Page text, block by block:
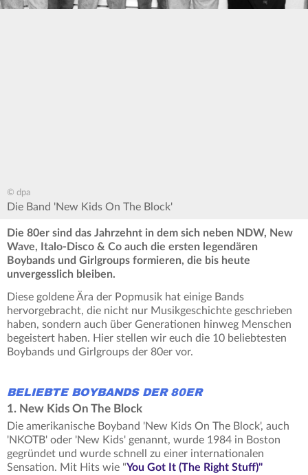
© dpa
Die Band 'New Kids On The Block'
Die 80er sind das Jahrzehnt in dem sich neben NDW, New
Wave, Italo-Disco & Co auch die ersten legendären
Boybands und Girlgroups formieren, die bis heute
unvergesslich bleiben.
Diese goldene Ära der Popmusik hat einige Bands
hervorgebracht, die nicht nur Musikgeschichte geschrieben
haben, sondern auch über Generationen hinweg Menschen
begeistert haben. Hier stellen wir euch die 10 beliebtesten
Boybands und Girlgroups der 80er vor.
BELIEBTE BOYBANDS DER 80ER
1. New Kids On The Block
Die amerikanische Boyband 'New Kids On The Block', auch
'NKOTB' oder 'New Kids' genannt, wurde 1984 in Boston
gegründet und wurde schnell zu einer internationalen
Sensation. Mit Hits wie "You Got It (The Right Stuff)"